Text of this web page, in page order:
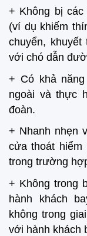
+ Không bị
(ví dụ khiếm
chuyển,
với chó dẫn
+ Có khả
ngoài và thực
đoàn.
+ Nhanh nhẹn
cửa thoát hiểm
trong trường
+ Không trong
hành khách
không trong
với hành khách